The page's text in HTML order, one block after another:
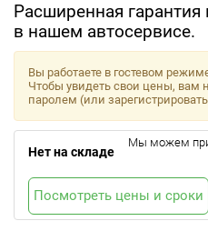
Расширенная гарантия
в нашем автосервисе.
Вы работаете в гостевом
Чтобы увидеть свои цены, вам
паролем (или
Нет на складе
Мы можем
Посмотреть цены и сроки